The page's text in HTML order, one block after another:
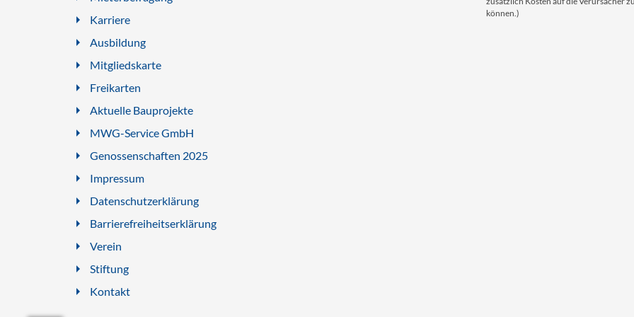
Karriere
Ausbildung
Mitgliedskarte
Freikarten
Aktuelle Bauprojekte
MWG-Service GmbH
Genossenschaften 2025
Impressum
Datenschutzerklärung
Barrierefreiheitserklärung
Verein
Stiftung
Kontakt
können.)